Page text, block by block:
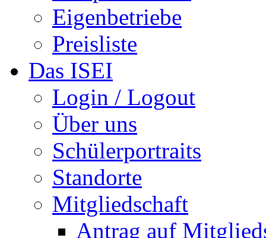
Eigenbetriebe
Preisliste
Das ISEI
Login / Logout
Über uns
Schülerportraits
Standorte
Mitgliedschaft
Antrag auf